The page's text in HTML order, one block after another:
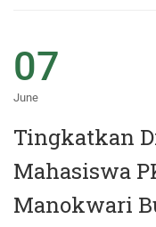
07
June
Tingkatkan
Mahasiswa
Manokwari